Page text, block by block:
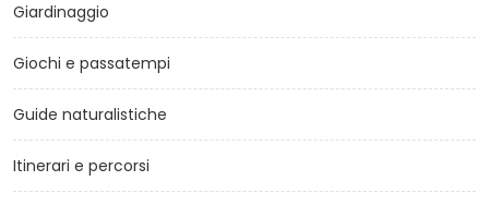
Giardinaggio
Giochi e passatempi
Guide naturalistiche
Itinerari e percorsi